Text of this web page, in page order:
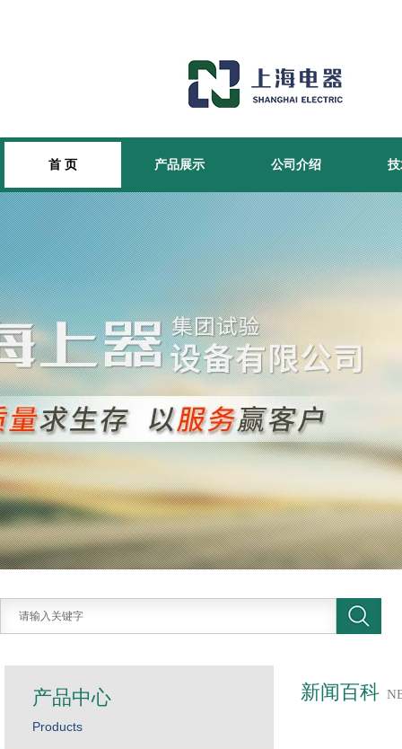
首 页 产品展示 公司介绍
新闻百科
产品中心
Products